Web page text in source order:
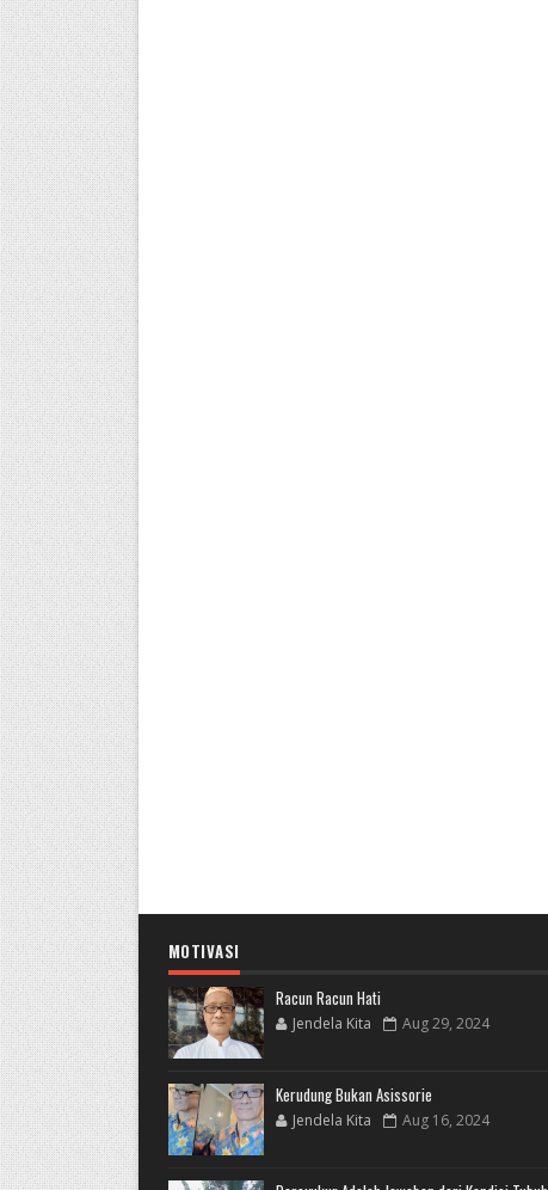
MOTIVASI
Racun Racun Hati
Jendela Kita Aug 29, 2024
Kerudung Bukan Asissorie
Jendela Kita Aug 16, 2024